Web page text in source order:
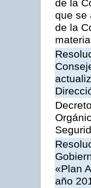
de la
que se
de la
«Plan
año